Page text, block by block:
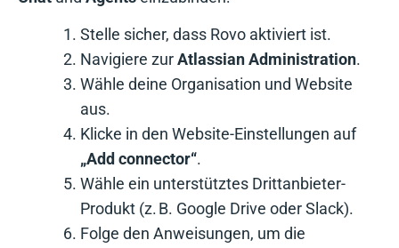
Stelle sicher, dass Rovo aktiviert ist.
Navigiere zurAtlassian Administration.
Wähle deine Organisation und Website
aus.
Klicke in den Website-Einstellungen auf
„Add connector“.
Wähle ein unterstütztes Drittanbieter-
Produkt (z. B. Google Drive oder Slack).
Folge den Anweisungen, um die